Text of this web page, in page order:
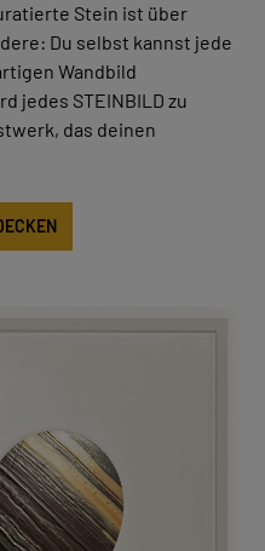
Stein ist über
Du selbst kannst jede
Wandbild
jedes STEINBILD zu
das deinen